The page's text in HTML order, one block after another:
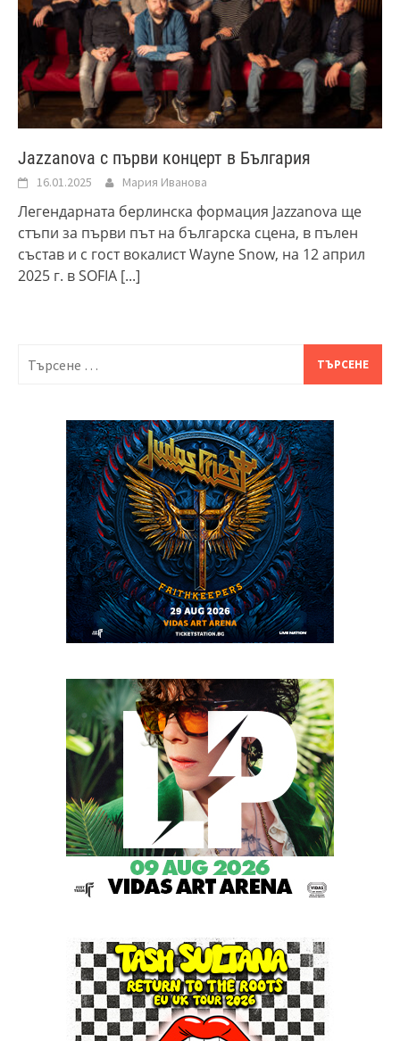
Jazzanova с първи концерт в България
16.01.2025 Мария Иванова
Легендарната берлинска формация Jazzanova ще
стъпи за първи път на българска сцена, в пълен
състав и с гост вокалист Wayne Snow, на 12 април
2025 г. в SOFIA [...]
за: